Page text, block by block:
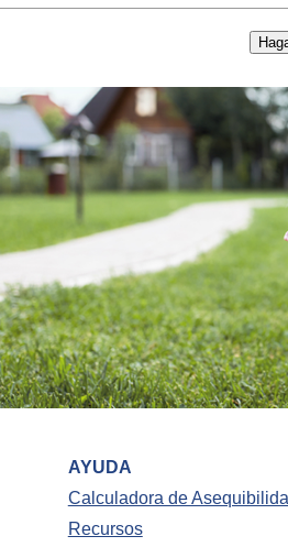
AYUDA
Calculadora de
Recursos